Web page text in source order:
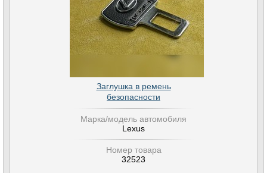
Заглушка в ремень
безопасности
Марка/модель автомобиля
Lexus
Номер товара
32523